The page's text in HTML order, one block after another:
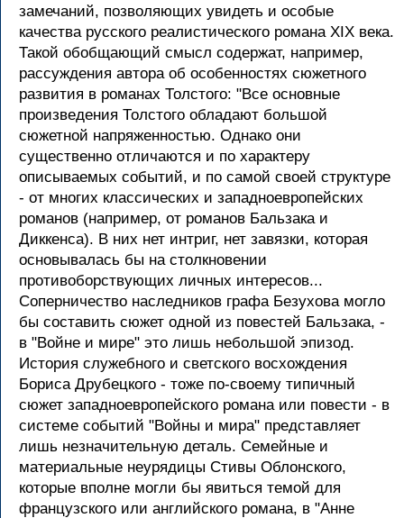
замечаний, позволяющих увидеть и особые
качества русского реалистического романа XIX века.
Такой обобщающий смысл содержат, например,
рассуждения автора об особенностях сюжетного
развития в романах Толстого: "Все основные
произведения Толстого обладают большой
сюжетной напряженностью. Однако они
существенно отличаются и по характеру
описываемых событий, и по самой своей структуре
- от многих классических и западноевропейских
романов (например, от романов Бальзака и
Диккенса). В них нет интриг, нет завязки, которая
основывалась бы на столкновении
противоборствующих личных интересов...
Соперничество наследников графа Безухова могло
бы составить сюжет одной из повестей Бальзака, -
в "Войне и мире" это лишь небольшой эпизод.
История служебного и светского восхождения
Бориса Друбецкого - тоже по-своему типичный
сюжет западноевропейского романа или повести - в
системе событий "Войны и мира" представляет
лишь незначительную деталь. Семейные и
материальные неурядицы Стивы Облонского,
которые вполне могли бы явиться темой для
французского или английского романа, в "Анне